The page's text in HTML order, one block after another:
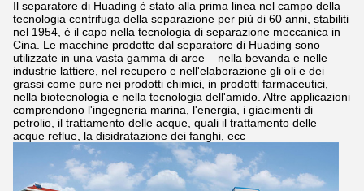
Il separatore di Huading è stato alla prima linea nel campo della
tecnologia centrifuga della separazione per più di 60 anni, stabiliti
nel 1954, è il capo nella tecnologia di separazione meccanica in
Cina. Le macchine prodotte dal separatore di Huading sono
utilizzate in una vasta gamma di aree – nella bevanda e nelle
industrie lattiere, nel recupero e nell'elaborazione gli oli e dei
grassi come pure nei prodotti chimici, in prodotti farmaceutici,
nella biotecnologia e nella tecnologia dell'amido. Altre applicazioni
comprendono l'ingegneria marina, l'energia, i giacimenti di
petrolio, il trattamento delle acque, quali il trattamento delle
acque reflue, la disidratazione dei fanghi, ecc